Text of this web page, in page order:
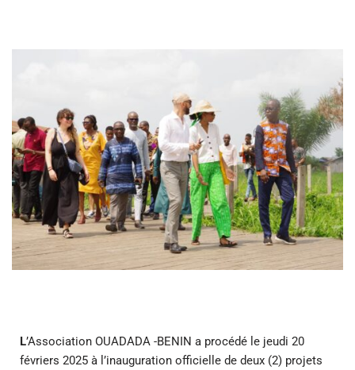
L’Association OUADADA -BENIN a procédé le jeudi 20
févriers 2025 à l’inauguration officielle de deux (2) projets